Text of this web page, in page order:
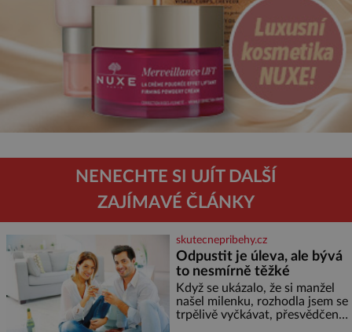
NENECHTE SI UJÍT DALŠÍ
ZAJÍMAVÉ ČLÁNKY
skutecnepribehy.cz
Odpustit je úleva, ale bývá
to nesmírně těžké
Když se ukázalo, že si manžel
našel milenku, rozhodla jsem se
trpělivě vyčkávat, přesvědčena,